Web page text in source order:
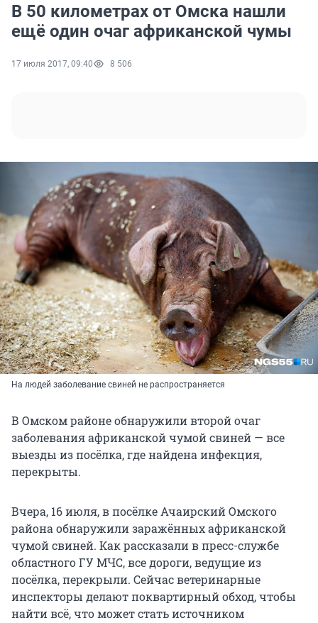
В 50 километрах от Омска нашли
ещё один очаг африканской чумы
17 июля 2017, 09:40 8 506
На людей заболевание свиней не распространяется
В Омском районе обнаружили второй очаг
заболевания африканской чумой свиней — все
выезды из посёлка, где найдена инфекция,
перекрыты.
Вчера, 16 июля, в посёлке Ачаирский Омского
района обнаружили заражённых африканской
чумой свиней. Как рассказали в пресс-службе
областного ГУ МЧС, все дороги, ведущие из
посёлка, перекрыли. Сейчас ветеринарные
инспекторы делают поквартирный обход, чтобы
найти всё, что может стать источником